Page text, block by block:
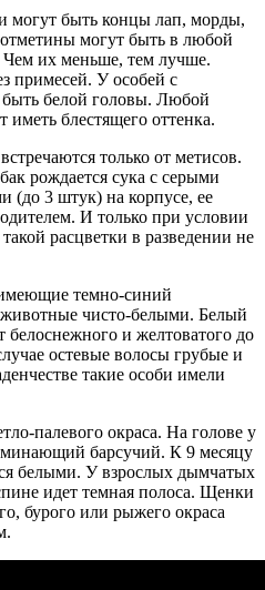
могут быть концы лап, морды,
могут быть в любой
Чем их меньше, тем лучше.
примесей. У особей с
белой головы. Любой
иметь блестящего оттенка.
только от метисов.
рождается сука с серыми
(до 3 штук) на корпусе, ее
И только при условии
расцветки в разведении не
темно-синий
чисто-белыми. Белый
белоснежного и желтоватого до
остевые волосы грубые и
такие особи имели
палевого окраса. На голове у
барсучий. К 9 месяцу
белыми. У взрослых дымчатых
идет темная полоса. Щенки
бурого или рыжего окраса